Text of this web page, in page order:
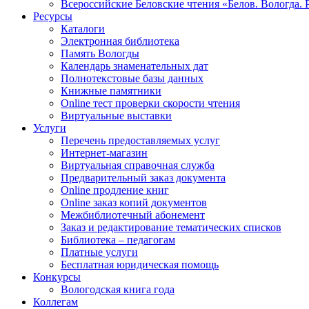
Всероссийские Беловские чтения «Белов. Вологда.
Ресурсы
Каталоги
Электронная библиотека
Память Вологды
Календарь знаменательных дат
Полнотекстовые базы данных
Книжные памятники
Online тест проверки скорости чтения
Виртуальные выставки
Услуги
Перечень предоставляемых услуг
Интернет-магазин
Виртуальная справочная служба
Предварительный заказ документа
Online продление книг
Online заказ копий документов
Межбиблиотечный абонемент
Заказ и редактирование тематических списков
Библиотека – педагогам
Платные услуги
Бесплатная юридическая помощь
Конкурсы
Вологодская книга года
Коллегам